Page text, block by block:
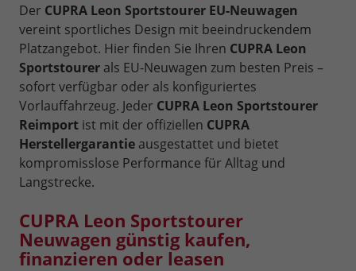
Der CUPRA Leon Sportstourer EU-Neuwagen
vereint sportliches Design mit beeindruckendem
Platzangebot. Hier finden Sie Ihren CUPRA Leon
Sportstourer als EU-Neuwagen zum besten Preis –
sofort verfügbar oder als konfiguriertes
Vorlauffahrzeug. Jeder CUPRA Leon Sportstourer
Reimport ist mit der offiziellen CUPRA
Herstellergarantie ausgestattet und bietet
kompromisslose Performance für Alltag und
Langstrecke.
CUPRA Leon Sportstourer
Neuwagen günstig kaufen,
finanzieren oder leasen